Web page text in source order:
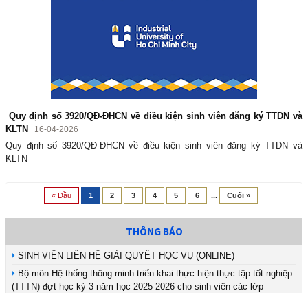
Quy định số 3920/QĐ-ĐHCN về điều kiện sinh viên đăng ký TTDN và
KLTN
16-04-2026
Quy định số 3920/QĐ-ĐHCN về điều kiện sinh viên đăng ký TTDN và
KLTN
« Đầu 1 2 3 4 5 6 ... Cuối »
THÔNG BÁO
SINH VIÊN LIÊN HỆ GIẢI QUYẾT HỌC VỤ (ONLINE)
Bộ môn Hệ thống thông minh triển khai thực hiện thực tập tốt nghiệp
(TTTN) đợt học kỳ 3 năm học 2025-2026 cho sinh viên các lớp